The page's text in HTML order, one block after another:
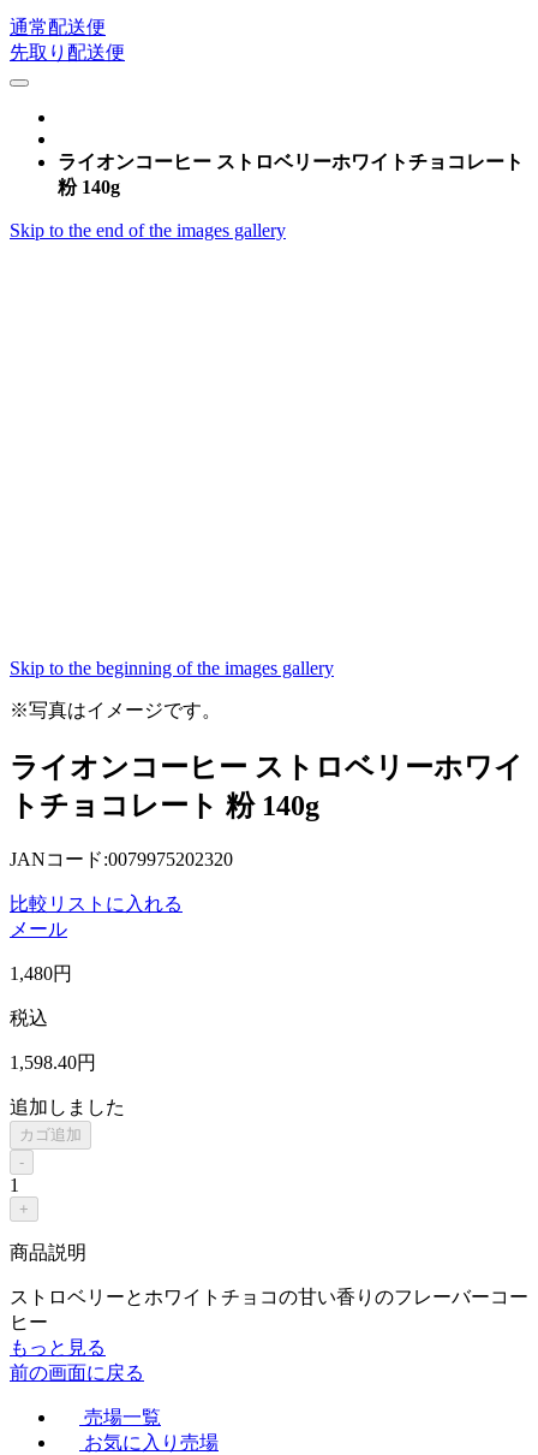
通常配送便
先取り配送便
ライオンコーヒー ストロベリーホワイトチョコレート
粉 140g
Skip to the end of the images gallery
Skip to the beginning of the images gallery
※写真はイメージです。
ライオンコーヒー ストロベリーホワイ
トチョコレート 粉 140g
JANコード:0079975202320
比較リストに入れる
メール
1,480円
税込
1,598.40円
追加しました
カゴ追加
-
1
+
商品説明
ストロベリーとホワイトチョコの甘い香りのフレーバーコー
ヒー
もっと見る
前の画面に戻る
売場一覧
お気に入り売場